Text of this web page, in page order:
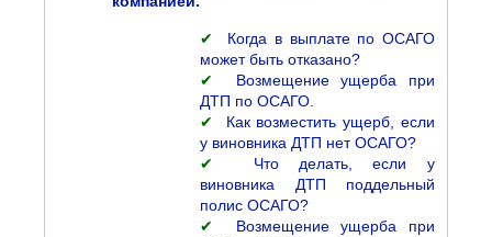
✔
Когда в выплате по ОСАГО
может быть отказано?
✔
Возмещение ущерба при
ДТП по ОСАГО.
✔
Как возместить ущерб, если
у виновника ДТП нет ОСАГО?
✔
Что делать, если у
виновника ДТП поддельный
полис ОСАГО?
✔
Возмещение ущерба при